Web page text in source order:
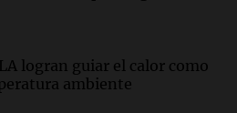
logran guiar el calor como
ambiente